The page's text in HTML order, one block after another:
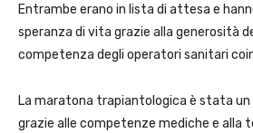
Entrambe erano in lista di attesa e
speranza di vita grazie alla generosità
competenza degli operatori sanitari
La maratona trapiantologica è stata un
grazie alle competenze mediche e alla